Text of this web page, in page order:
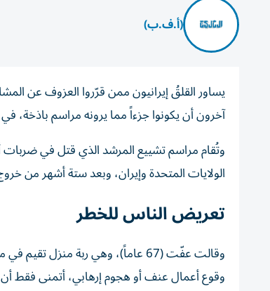
(أ.ف.ب)
يساور القلقُ إيرانيون ممن قرّروا العزوف عن
آخرون أن يكونوا جزءاً مما يرونه مراسم
وتُقام مراسم تشييع المرشد الذي قتل في
الولايات المتحدة وإيران، وبعد ستة أشهر من
تعريض الناس للخطر
وقالت عفّت (67 عاماً)، وهي ربة
وقوع أعمال عنف أو هجوم إرهابي، أتمنى فقط